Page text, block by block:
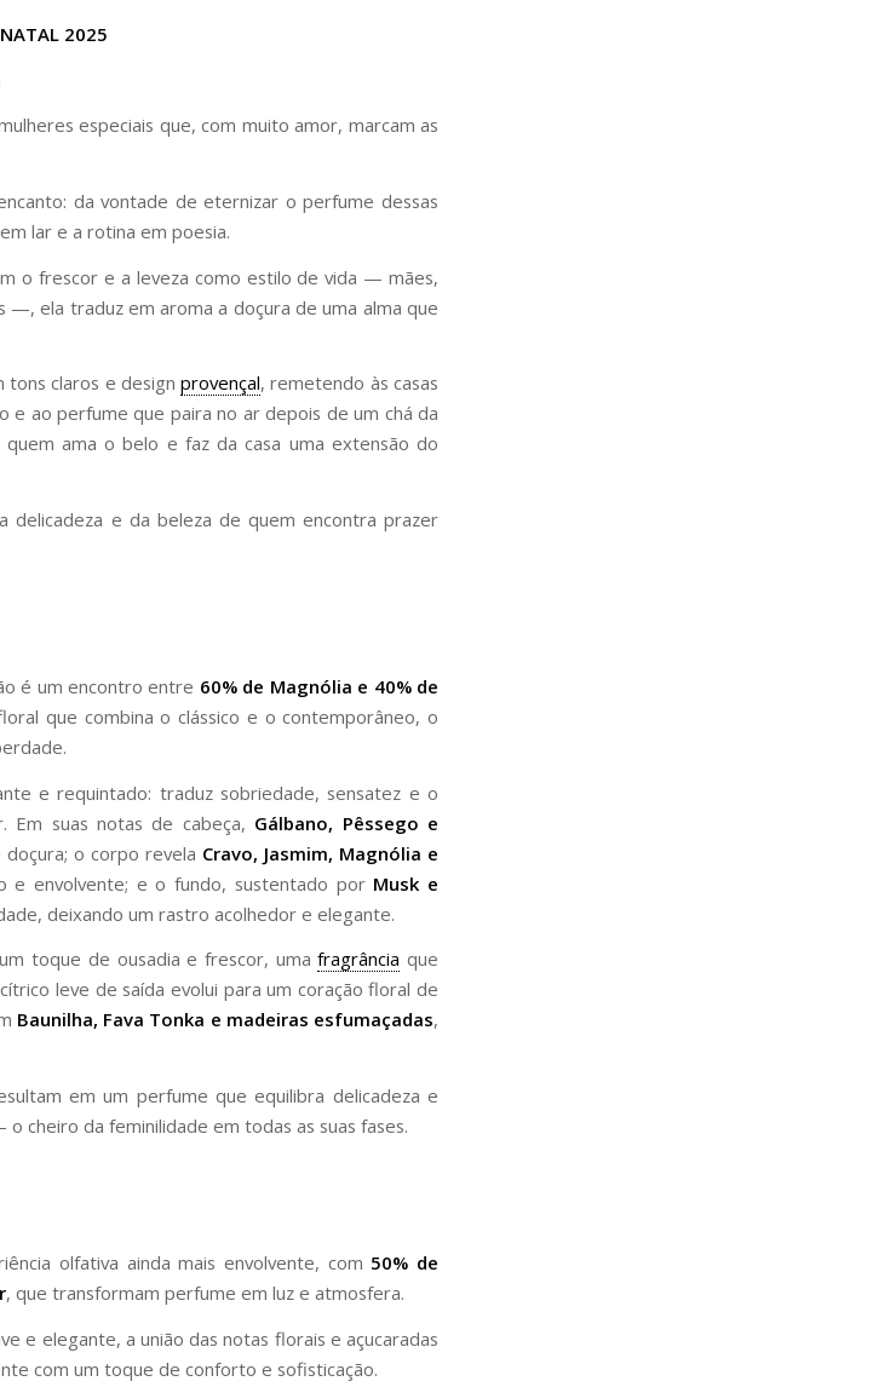
2025
especiais que, com muito amor, marcam as
da vontade de eternizar o perfume dessas
lar e a rotina em poesia.
o frescor e a leveza como estilo de vida — mães,
—, ela traduz em aroma a doçura de uma alma que
tons claros e designprovençal, remetendo às casas
e ao perfume que paira no ar depois de um chá da
ama o belo e faz da casa uma extensão do
delicadeza e da beleza de quem encontra prazer
é um encontro entre 60% de Magnólia e 40% de
que combina o clássico e o contemporâneo, o
e requintado: traduz sobriedade, sensatez e o
Em suas notas de cabeça, Gálbano, Pêssego e
o corpo revela Cravo, Jasmim, Magnólia e
e envolvente; e o fundo, sustentado por Musk e
deixando um rastro acolhedor e elegante.
toque de ousadia e frescor, umafragrância que
leve de saída evolui para um coração floral de
Baunilha, Fava Tonka e madeiras esfumaçadas,
em um perfume que equilibra delicadeza e
cheiro da feminilidade em todas as suas fases.
olfativa ainda mais envolvente, com 50% de
, que transformam perfume em luz e atmosfera.
e elegante, a união das notas florais e açucaradas
com um toque de conforto e sofisticação.